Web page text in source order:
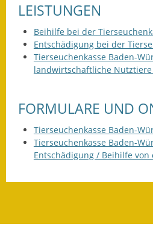
LEISTUNGEN
Beihilfe bei der
Entschädigung bei der
Tierseuchenkasse Baden-
landwirtschaftliche
FORMULARE UND
Tierseuchenkasse Baden-
Tierseuchenkasse Baden-
Entschädigung / Beihilfe von